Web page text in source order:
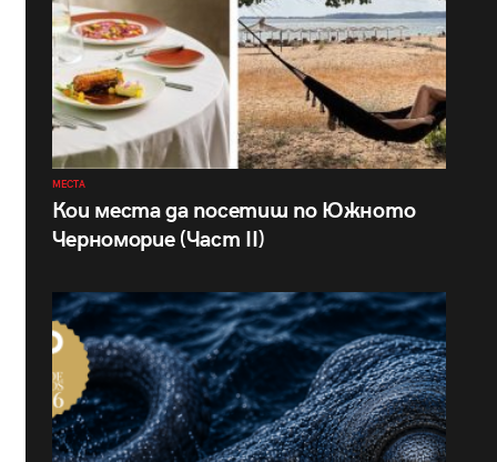
МЕСТА
Кои места да посетиш по Южното
Черноморие (Част II)